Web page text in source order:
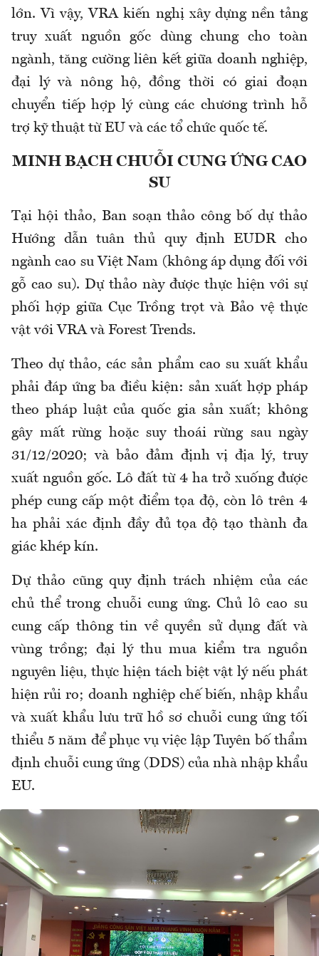
lớn. Vì vậy, VRA kiến nghị xây dựng nền tảng
truy xuất nguồn gốc dùng chung cho toàn
ngành, tăng cường liên kết giữa doanh nghiệp,
đại lý và nông hộ, đồng thời có giai đoạn
chuyển tiếp hợp lý cùng các chương trình hỗ
trợ kỹ thuật từ EU và các tổ chức quốc tế.
MINH BẠCH CHUỖI CUNG ỨNG CAO
SU
Tại hội thảo, Ban soạn thảo công bố dự thảo
Hướng dẫn tuân thủ quy định EUDR cho
ngành cao su Việt Nam (không áp dụng đối với
gỗ cao su). Dự thảo này được thực hiện với sự
phối hợp giữa Cục Trồng trọt và Bảo vệ thực
vật với VRA và Forest Trends.
Theo dự thảo, các sản phẩm cao su xuất khẩu
phải đáp ứng ba điều kiện: sản xuất hợp pháp
theo pháp luật của quốc gia sản xuất; không
gây mất rừng hoặc suy thoái rừng sau ngày
31/12/2020; và bảo đảm định vị địa lý, truy
xuất nguồn gốc. Lô đất từ 4 ha trở xuống được
phép cung cấp một điểm tọa độ, còn lô trên 4
ha phải xác định đầy đủ tọa độ tạo thành đa
giác khép kín.
Dự thảo cũng quy định trách nhiệm của các
chủ thể trong chuỗi cung ứng. Chủ lô cao su
cung cấp thông tin về quyền sử dụng đất và
vùng trồng; đại lý thu mua kiểm tra nguồn
nguyên liệu, thực hiện tách biệt vật lý nếu phát
hiện rủi ro; doanh nghiệp chế biến, nhập khẩu
và xuất khẩu lưu trữ hồ sơ chuỗi cung ứng tối
thiểu 5 năm để phục vụ việc lập Tuyên bố thẩm
định chuỗi cung ứng (DDS) của nhà nhập khẩu
EU.